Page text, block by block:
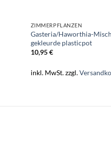
ZIMMERPFLANZEN
Gasteria/Haworthia-
gekleurde plasticpot
10,95€
inkl. MwSt.zzgl.